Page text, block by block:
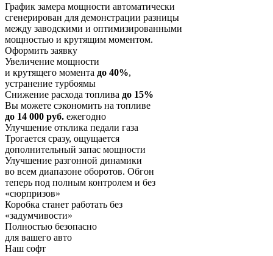
График замера мощности автоматически
сгенерирован для демонстрации разницы
между заводскими и оптимизированными
мощностью и крутящим моментом.
Оформить заявку
Увеличение мощности
и крутящего момента до 40%,
устранение турбоямы
Снижение расхода топлива до 15%
Вы можете сэкономить на топливе
до 14 000 руб. ежегодно
Улучшение отклика педали газа
Трогается сразу, ощущается
дополнительный запас мощности
Улучшение разгонной динамики
во всем диапазоне оборотов. Обгон
теперь под полным контролем и без
«сюрпризов»
Коробка станет работать без
«задумчивости»
Полностью безопасно
для вашего авто
Наш софт